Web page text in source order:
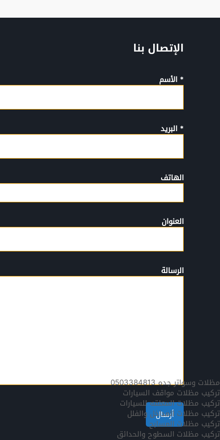
الإتصال بنا
* الأسم
* البريد
الهاتف
العنوان
الرسالة
مظلات وسواتر جده 0503384813
تركيب مظلات مواقف السيارات
تركيب مظلات المعلقه للسيارات
تركيب مظلات المداخل والفلل
تركيب مظلات المسابح
تركيب مظلات السطوح والحدائق